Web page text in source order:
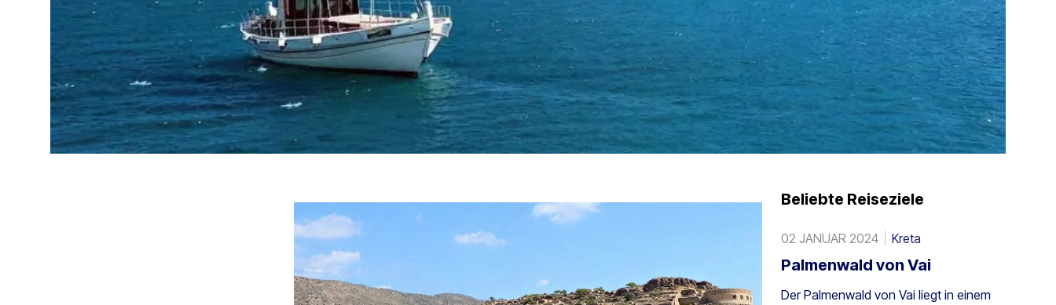
Beliebte Reiseziele
02 JANUAR 2024 Kreta
Palmenwald von Vai
Der Palmenwald von Vai liegt in einem